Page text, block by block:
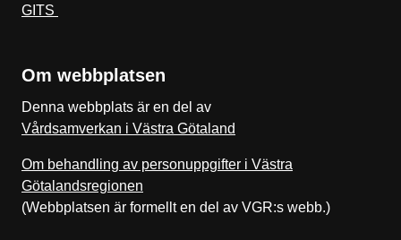
GITS
Om webbplatsen
Denna webbplats är en del av
Vårdsamverkan i Västra Götaland
Om behandling av personuppgifter i Västra
Götalandsregionen
(Webbplatsen är formellt en del av VGR:s webb.)